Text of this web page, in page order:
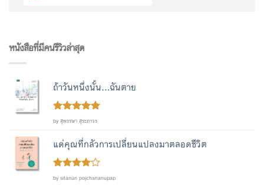
หนังสือที่มีคนรีวิวล่าสุด
ถ้าวันหนึ่งนั้น...ฉันตาย
Rated 5out
by สุพรรษา สุระถาวร
แด่คุณที่กลัวการเปลี่ยนแปลงมาตลอดชีวิต
Rated4
by sitanun pojchananupap